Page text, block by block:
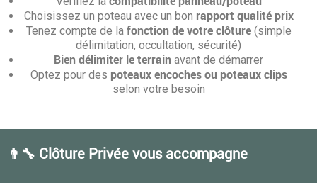
Choisissez un poteau avec un bon rapport qualité prix
Tenez compte de la fonction de votre clôture(simple
délimitation, occultation, sécurité)
Bien délimiter le terrain avant de démarrer
Optez pour des poteaux encoches ou poteaux clips
selon votre besoin
👨‍🔧 Clôture Privée vous accompagne